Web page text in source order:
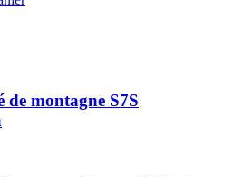
de montagne S7S